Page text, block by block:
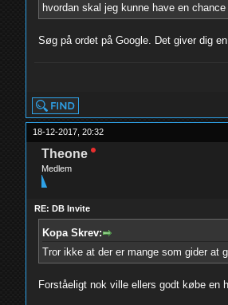
hvordan skal jeg kunne have en
Søg på ordet på Google. Det giver dig
18-12-2017, 20:32
Theone
Medlem
RE: DB Invite
Kopa Skrev:
Tror ikke at der er mange som gider at
Forståeligt nok ville ellers godt købe en